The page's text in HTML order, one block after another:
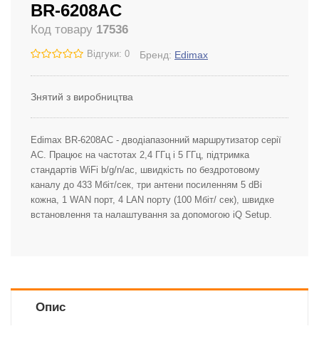
BR-6208AC
Код товару 17536
Відгуки: 0 Бренд: Edimax
Знятий з виробництва
Edimax BR-6208AC - дводіапазонний маршрутизатор серії
АС. Працює на частотах 2,4 ГГц і 5 ГГц, підтримка
стандартів WiFi b/g/n/ac, швидкість по бездротовому
каналу до 433 Мбіт/сек, три антени посиленням 5 dBi
кожна, 1 WAN порт, 4 LAN порту (100 Мбіт/ сек), швидке
встановлення та налаштування за допомогою iQ Setup.
Опис